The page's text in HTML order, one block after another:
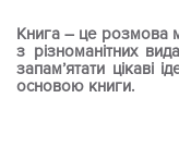
Книга – це розмова
з різноманітних
запам’ятати цікаві
основою книги.